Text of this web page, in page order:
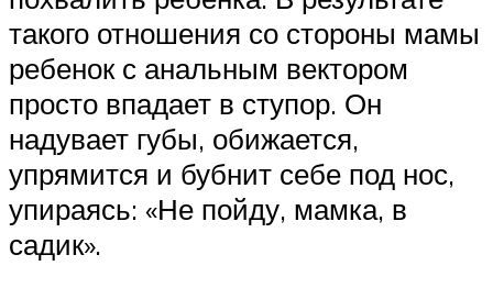
такого отношения со стороны мамы
ребенок с анальным вектором
просто впадает в ступор. Он
надувает губы, обижается,
упрямится и бубнит себе под нос,
упираясь: «Не пойду, мамка, в
садик».